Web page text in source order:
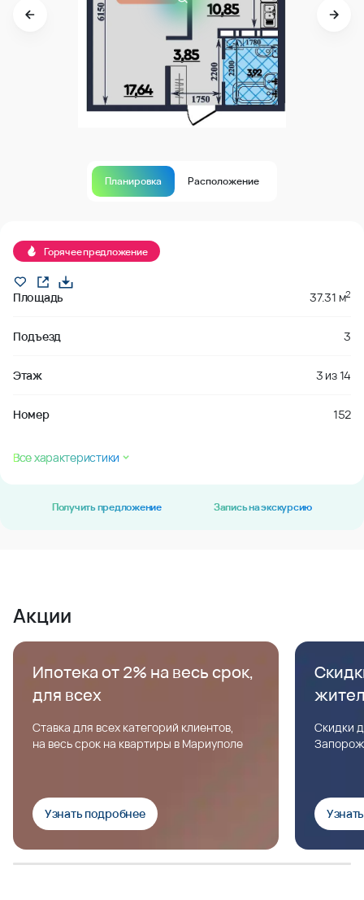
Планировка Расположение
Горячее предложение
Площадь 37.31 м2
Подъезд 3
Этаж 3 из14
Номер 152
Все характеристики
Получить предложение Запись на экскурсию
Акции
Ипотека от 2% на весь срок,
для всех
Ставка для всех категорий клиентов,
на весь срок на квартиры в Мариуполе
Узнать подробнее
Скидки